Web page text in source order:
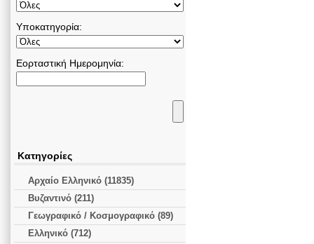
Υποκατηγορία:
Εορταστική Ημερομηνία:
Κατηγορίες
Αρχαίο Ελληνικό (11835)
Βυζαντινό (211)
Γεωγραφικό / Κοσμογραφικό (89)
Ελληνικό (712)